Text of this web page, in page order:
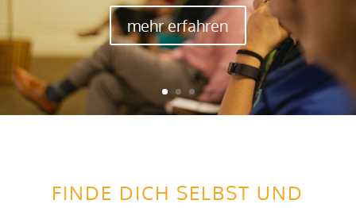
mehr erfahren
FINDE DICH SELBST UND